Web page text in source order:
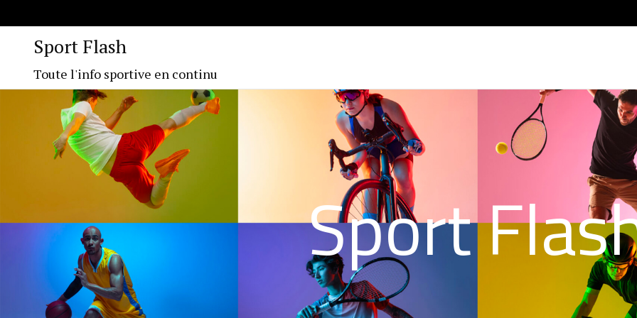
Sport Flash
Toute l'info sportive en continu
Sport